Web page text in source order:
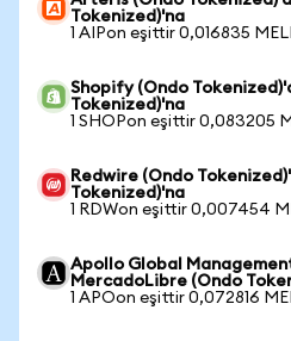
Tokenized)'na
1 AIPon eşittir 0,016835
Shopify (Ondo
Tokenized)'na
1 SHOPon eşittir 0,083205
Redwire (Ondo
Tokenized)'na
1 RDWon eşittir 0,007454
Apollo Global
MercadoLibre (Ondo
1 APOon eşittir 0,072816